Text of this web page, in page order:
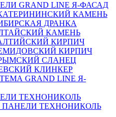
GRAND LINE Я-ФАСАД
КАМЕНЬ
ДРАНКА
КАМЕНЬ
КИРПИЧ
КИРПИЧ
СЛАНЕЦ
КЛИНКЕР
GRAND LINE Я-
ТЕХНОНИКОЛЬ
ТЕХНОНИКОЛЬ